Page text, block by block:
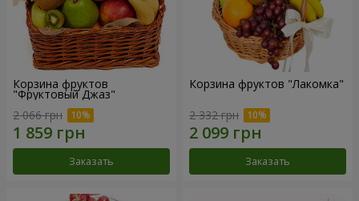
Корзина фруктов
"Фруктовый Джаз"
2 066 грн
Заказать
Корзина фруктов "Лакомка"
2 332 грн
Заказать